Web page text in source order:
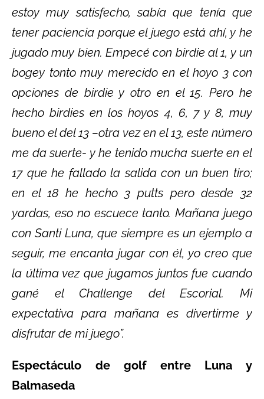
estoy muy satisfecho, sabía que tenía que
tener paciencia porque el juego está ahí, y he
jugado muy bien. Empecé con birdie al 1, y un
bogey tonto muy merecido en el hoyo 3 con
opciones de birdie y otro en el 15. Pero he
hecho birdies en los hoyos 4, 6, 7 y 8, muy
bueno el del 13 –otra vez en el 13, este número
me da suerte- y he tenido mucha suerte en el
17 que he fallado la salida con un buen tiro;
en el 18 he hecho 3 putts pero desde 32
yardas, eso no escuece tanto. Mañana juego
con Santi Luna, que siempre es un ejemplo a
seguir, me encanta jugar con él, yo creo que
la última vez que jugamos juntos fue cuando
gané el Challenge del Escorial. Mi
expectativa para mañana es divertirme y
disfrutar de mi juego”.
Espectáculo de golf entre Luna y
Balmaseda